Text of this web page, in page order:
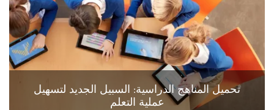
تحميل المناهج الدراسية: السبيل الجديد لتسهيل
عملية التعلم